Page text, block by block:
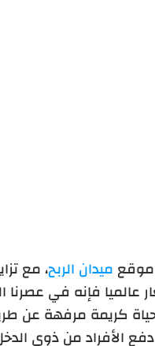
موقع ميدان الربح، مع
عالميا فإنه في عصرنا
كريمة مرفهة عن
الأفراد من ذوي